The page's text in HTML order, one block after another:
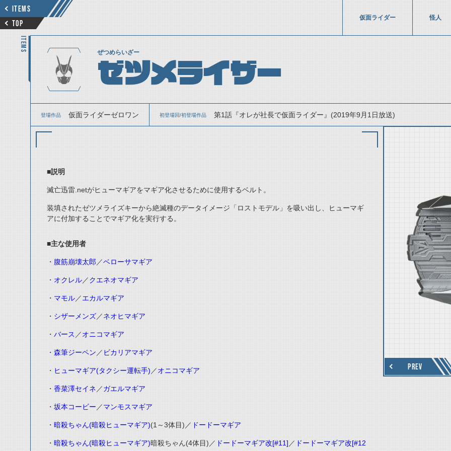
ITEMS
TOP
仮面ライダー 怪人
ITEMS
ぜつめらいざー
ゼツメライザー
登場作品 仮面ライダーゼロワン 初登場回/初登場作品 第1話『オレが社長で仮面ライダー』(2019年9月1日放送)
■説明
滅亡迅雷.netがヒューマギアをマギア化させるために使用するベルト。
装填されたゼツメライズキーから絶滅種のデータイメージ「ロストモデル」を吸い出し、ヒューマギ
アに付加することでマギア化を実行する。
■主な使用者
・ 腹筋崩壊太郎 ／ベローサマギア
・ オクレル／クエネオマギア
・ マモル／エカルマギア
・ シザーメンズ／ネオヒマギア
・ バース ／オニコマギア
・ 森筆ジーペン ／ ビカリアマギア
・ ヒューマギア(タクシー運転手) ／オニコマギア
・ 香菜澤セイネ ／ガエルマギア
・ 坂本コービー ／マンモスマギア
・ 暗殺ちゃん(暗殺ヒューマギア)(1～3体目)／ ドードーマギア
・ 暗殺ちゃん(暗殺ヒューマギア)暗殺ちゃん(4体目)／ ドードーマギア改[#11] ／ ドードーマギア改[#12
PREV